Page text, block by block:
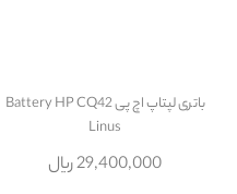
باتری لپتاپ اچ پی Battery HP CQ42
Linus
29,400,000 ریال